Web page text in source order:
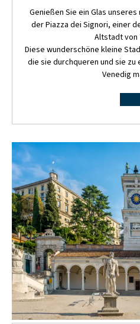
Genießen Sie ein Glas
der Piazza dei Signori, einer
Altstadt von
Diese wunderschöne kleine
die sie durchqueren und sie
Venedig